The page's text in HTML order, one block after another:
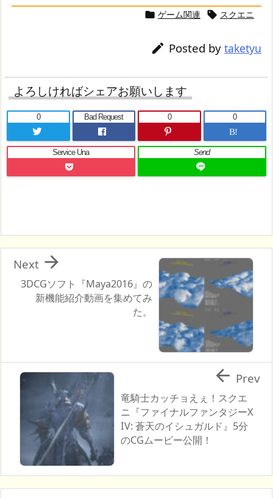
 ゲーム関連  スクエニ
 Posted by taketyu
よろしければシェアお願いします
0 Bad Request
0
B!
0
Service Una Send
3DCGソフト『Maya2016』の
新機能紹介動画を集めてみ
た。

Next
竜騎士カッチョえぇ！スクエ
ニ『ファイナルファンタジーX
IV: 蒼天のイシュガルド』5分
のCGムービー公開！
 Prev